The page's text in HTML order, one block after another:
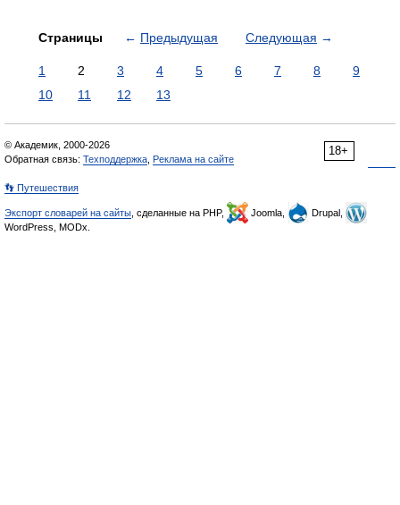
Страницы ← Предыдущая Следующая →
1 2 3 4 5 6 7 8
9
10
11 12 13
18+
© Академик, 2000-2026
Обратная связь: Техподдержка Реклама на сайте
👣 Путешествия
Экспорт словарей на сайты , сделанные на PHP, Joomla,
Drupal,
WordPress, MODx.